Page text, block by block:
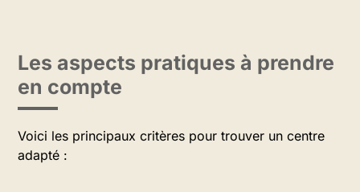
Les aspects pratiques à prendre
en compte
Voici les principaux critères pour trouver un centre
adapté :